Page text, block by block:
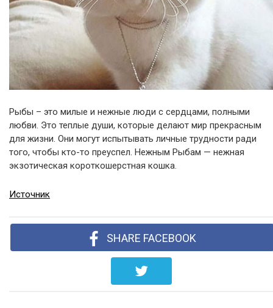
Рыбы – это милые и нежные люди с сердцами, полными
любви. Это теплые души, которые делают мир прекрасным
для жизни. Они могут испытывать личные трудности ради
того, чтобы кто-то преуспел. Нежным Рыбам — нежная
экзотическая короткошерстная кошка.
Источник
SHARE FACEBOOK